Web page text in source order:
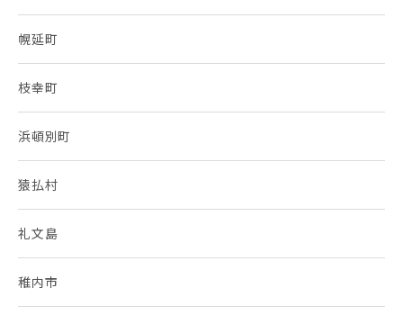
幌延町
枝幸町
浜頓別町
猿払村
礼文島
稚内市